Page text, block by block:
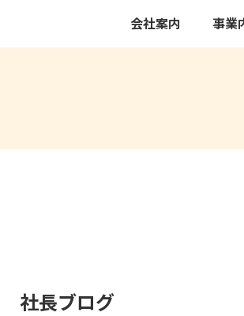
会社案内 事業
社長ブログ